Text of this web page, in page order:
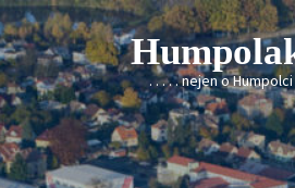
Skip
to
content
. . . . . nejen o